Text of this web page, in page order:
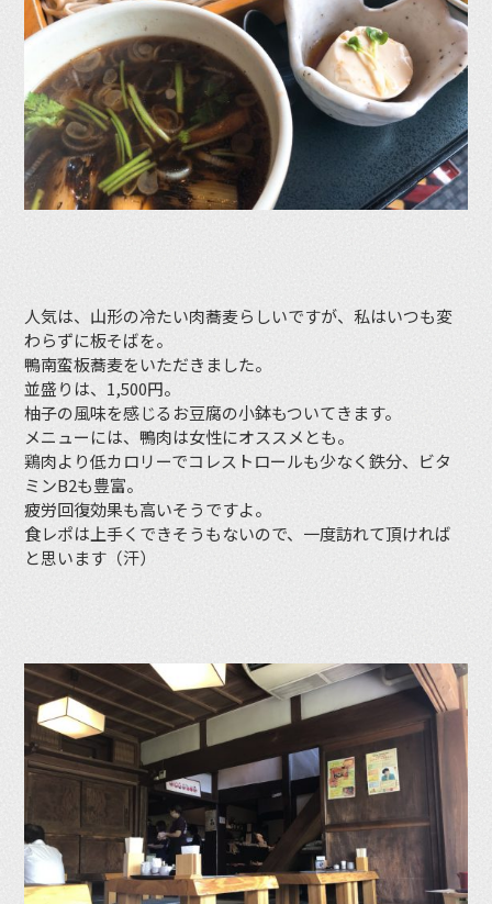
人気は、山形の冷たい肉蕎麦らしいですが、私はいつも変
わらずに板そばを。
鴨南蛮板蕎麦をいただきました。
並盛りは、1,500円。
柚子の風味を感じるお豆腐の小鉢もついてきます。
メニューには、鴨肉は女性にオススメとも。
鶏肉より低カロリーでコレストロールも少なく鉄分、ビタ
ミンB2も豊富。
疲労回復効果も高いそうですよ。
食レポは上手くできそうもないので、一度訪れて頂ければ
と思います（汗）